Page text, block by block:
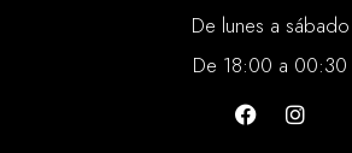
De lunes a sábado
De 18:00 a 00:30